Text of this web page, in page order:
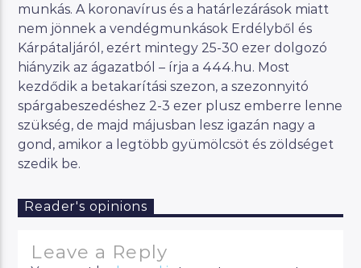
munkás. A koronavírus és a határlezárások miatt
nem jönnek a vendégmunkások Erdélyből és
Kárpátaljáról, ezért mintegy 25-30 ezer dolgozó
hiányzik az ágazatból – írja a 444.hu. Most
kezdődik a betakarítási szezon, a szezonnyitó
spárgabeszedéshez 2-3 ezer plusz emberre lenne
szükség, de majd májusban lesz igazán nagy a
gond, amikor a legtöbb gyümölcsöt és zöldséget
szedik be.
Reader's opinions
Leave a Reply